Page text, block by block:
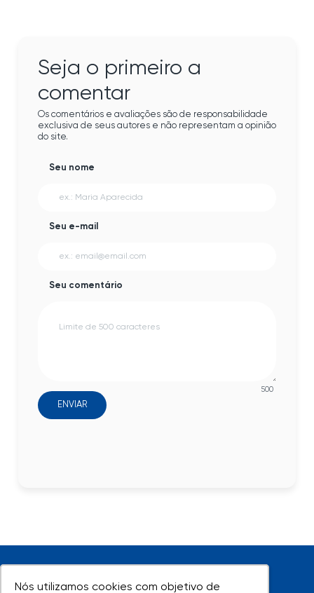
Nós utilizamos cookies com objetivo de
Nós utilizamos cookies com objetivo de
Seja o primeiro a
comentar
Os comentários e avaliações são de responsabilidade
exclusiva de seus autores e não representam a opinião
do site.
Seu nome
Seu e-mail
Seu comentário
500
ENVIAR